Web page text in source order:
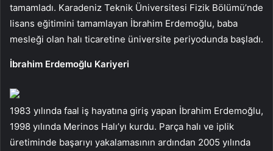
tamamladı. Karadeniz Teknik Üniversitesi Fizik Bölümü’nde
lisans eğitimini tamamlayan İbrahim Erdemoğlu, baba
mesleği olan halı ticaretine üniversite periyodunda başladı.
İbrahim Erdemoğlu Kariyeri
1983 yılında faal iş hayatına giriş yapan İbrahim Erdemoğlu,
1998 yılında Merinos Halı’yı kurdu. Parça halı ve iplik
üretiminde başarıyı yakalamasının ardından 2005 yılında